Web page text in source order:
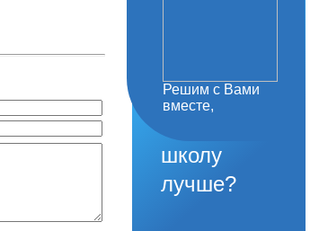
Решим с Вами
вместе,
как
школу
лучше?